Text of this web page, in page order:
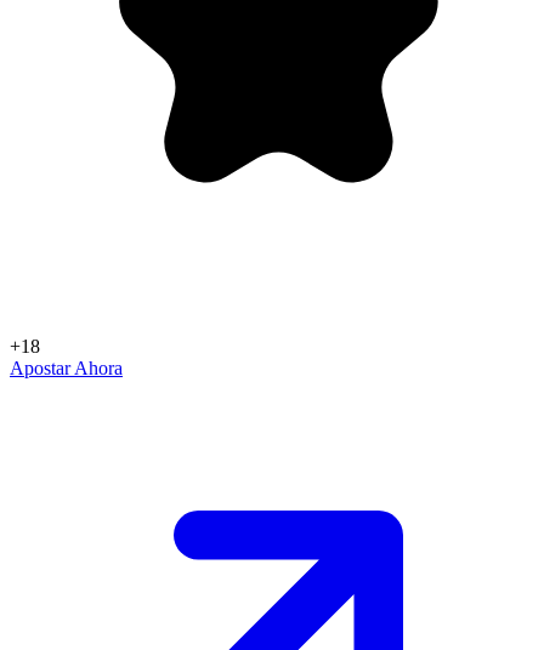
+18
Apostar Ahora